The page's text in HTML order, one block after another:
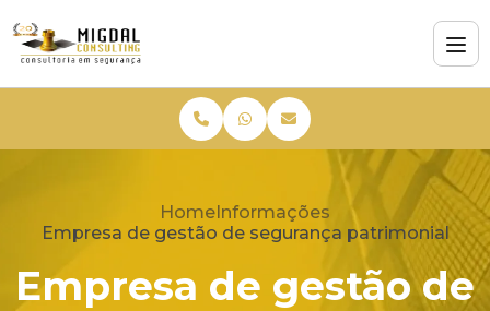
HomeInformações
Empresa de gestão de segurança patrimonial
Empresa de gestão de